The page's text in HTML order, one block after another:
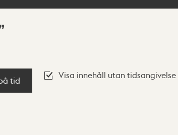
tid
Visa innehåll utan tidsangivelse